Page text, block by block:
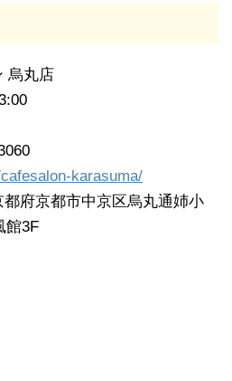
烏丸店
karasuma/
都府京都市中京区烏丸通姉小
館3F